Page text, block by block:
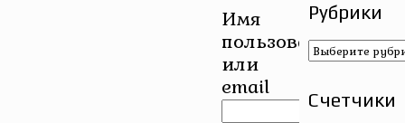
Имя
пользователя
или
email
Рубрики
Рубрики
Счетчики